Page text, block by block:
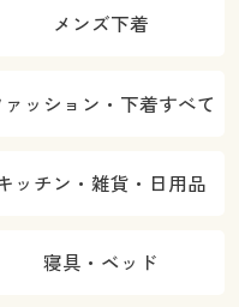
メンズ下着
ァッション・下着すべて
ッチン・雑貨・日用品
寝具・ベッド